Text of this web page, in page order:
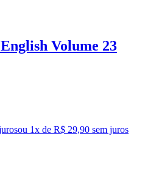
Volume 23
ou 1x de R$ 29,90 sem juros